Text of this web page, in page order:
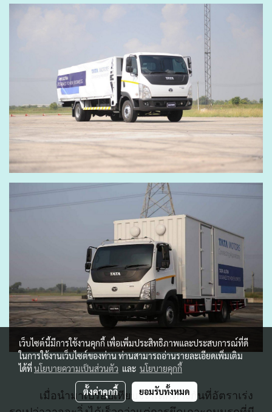
เมื่อนำมาเปรียบเทียบจะแตกต่างกันที่อัตราเร่ง
เว็บไซต์นี้มีการใช้งานคุกกี้ เพื่อเพิ่มประสิทธิภาพและประสบการณ์ที่ดี
ในการใช้งานเว็บไซต์ของท่าน ท่านสามารถอ่านรายละเอียดเพิ่มเติม
ได้ที่นโยบายความเป็นส่วนตัว และ นโยบายคุกกี้
ตั้งค่าคุกกี้ ยอมรับทั้งหมด